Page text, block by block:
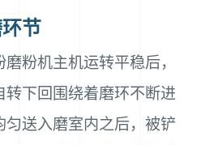
节
粉机主机运转平稳后，
转下回围绕着磨环不断进
匀送入磨室内之后，被铲